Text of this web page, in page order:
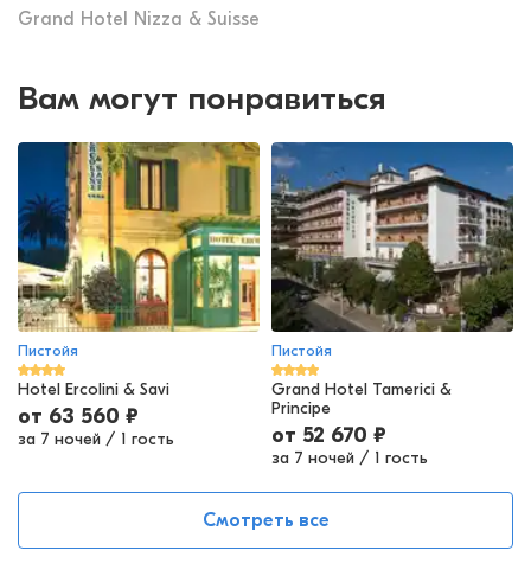
Grand Hotel Nizza & Suisse
Вам могут понравиться
Пистойя
Hotel Ercolini & Savi
от 63 560 ₽
за 7 ночей / 1 гость
Пистойя
Grand Hotel Tamerici &
Principe
от 52 670 ₽
за 7 ночей / 1 гость
Смотреть все